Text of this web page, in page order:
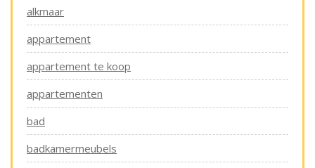
alkmaar
appartement
appartement te koop
appartementen
bad
badkamermeubels